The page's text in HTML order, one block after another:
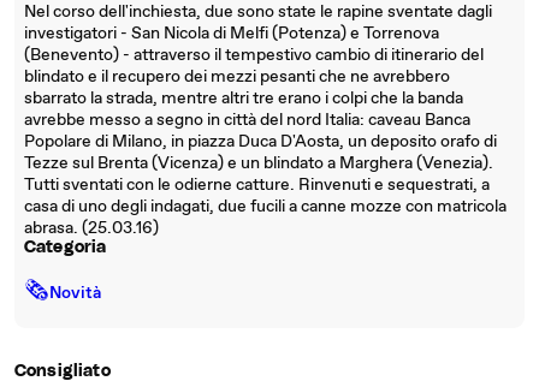
Nel corso dell'inchiesta, due sono state le rapine sventate dagli
investigatori - San Nicola di Melfi (Potenza) e Torrenova
(Benevento) - attraverso il tempestivo cambio di itinerario del
blindato e il recupero dei mezzi pesanti che ne avrebbero
sbarrato la strada, mentre altri tre erano i colpi che la banda
avrebbe messo a segno in città del nord Italia: caveau Banca
Popolare di Milano, in piazza Duca D'Aosta, un deposito orafo di
Tezze sul Brenta (Vicenza) e un blindato a Marghera (Venezia).
Tutti sventati con le odierne catture. Rinvenuti e sequestrati, a
casa di uno degli indagati, due fucili a canne mozze con matricola
abrasa. (25.03.16)
Categoria
🗞Novità
Consigliato